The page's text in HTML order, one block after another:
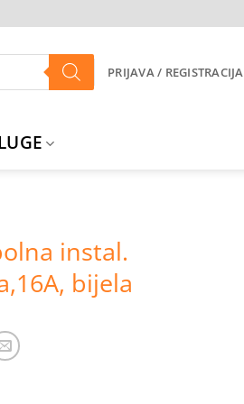
PRIJAVA / REGISTRACIJA
instal.
bijela